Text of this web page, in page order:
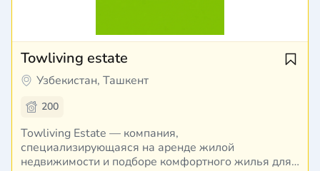
Towliving estate
Узбекистан, Ташкент
200
Towliving Estate — компания,
специализирующаяся на аренде жилой
недвижимости и подборе комфортного жилья для